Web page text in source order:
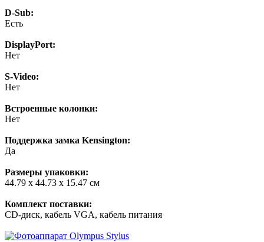
D-Sub:
Есть
DisplayPort:
Нет
S-Video:
Нет
Встроенные колонки:
Нет
Поддержка замка Kensington:
Да
Размеры упаковки:
44.79 x 44.73 x 15.47 см
Комплект поставки:
CD-диск, кабель VGA, кабель питания